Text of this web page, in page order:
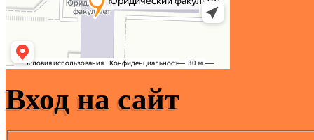
Вход на сайт